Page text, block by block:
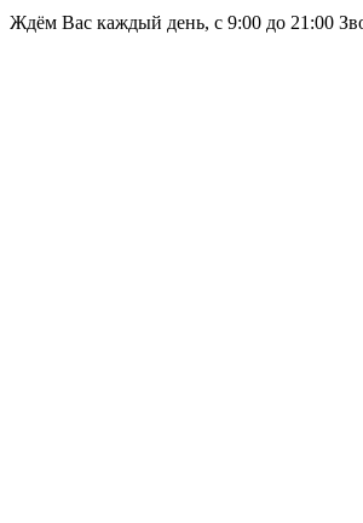
Ждём Вас каждый день, с 9:00 до 21:00